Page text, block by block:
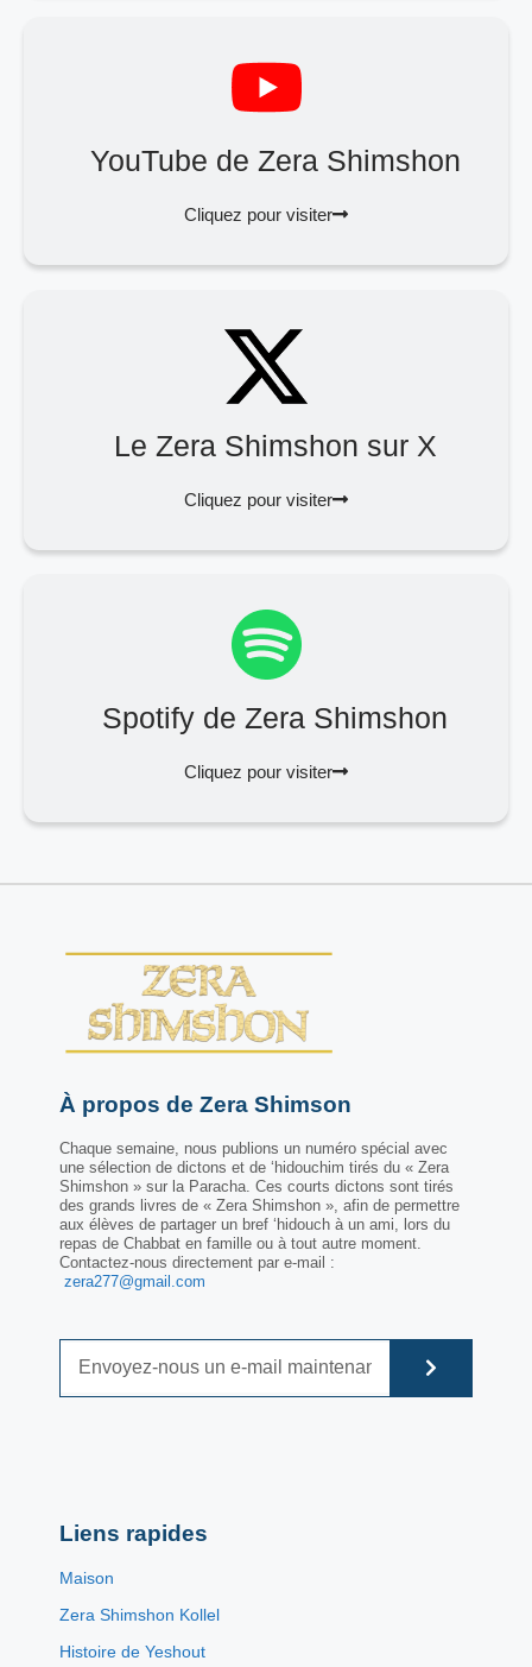
YouTube de Zera Shimshon
Cliquez pour visiter
Le Zera Shimshon sur X
Cliquez pour visiter
Spotify de Zera Shimshon
Cliquez pour visiter
À propos de Zera Shimson
Chaque semaine, nous publions un numéro spécial avec
une sélection de dictons et de ‘hidouchim tirés du « Zera
Shimshon » sur la Paracha. Ces courts dictons sont tirés
des grands livres de « Zera Shimshon », afin de permettre
aux élèves de partager un bref ‘hidouch à un ami, lors du
repas de Chabbat en famille ou à tout autre moment.
Contactez-nous directement par e-mail :
zera277@gmail.com
Liens rapides
Maison
Zera Shimshon Kollel
Histoire de Yeshout